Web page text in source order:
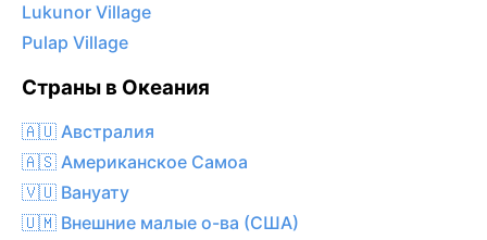
Lukunor Village
Pulap Village
Страны в Океания
🇦🇺 Австралия
🇦🇸 Американское Самоа
🇻🇺 Вануату
🇺🇲 Внешние малые о-ва (США)